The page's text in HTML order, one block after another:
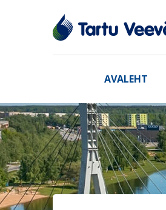
AVALEHT